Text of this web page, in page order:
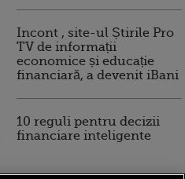
Incont , site-ul Știrile Pro
TV de informații
economice și educație
financiară, a devenit iBani
10 reguli pentru decizii
financiare inteligente